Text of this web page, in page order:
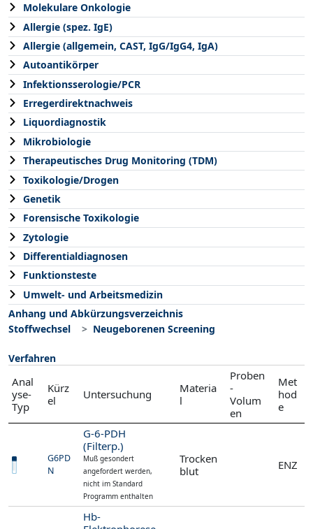
Molekulare Onkologie
Allergie (spez. IgE)
Allergie (allgemein, CAST, IgG/IgG4, IgA)
Autoantikörper
Infektionsserologie/PCR
Erregerdirektnachweis
Liquordiagnostik
Mikrobiologie
Therapeutisches Drug Monitoring (TDM)
Toxikologie/Drogen
Genetik
Forensische Toxikologie
Zytologie
Differentialdiagnosen
Funktionsteste
Umwelt- und Arbeitsmedizin
Anhang und Abkürzungsverzeichnis
Stoffwechsel
Neugeborenen Screening
Verfahren
Anal
yse-
Typ
Kürz
el
Untersuchung
Materia
l
Proben
-
Volum
en
Met
hod
e
G6PD
N
G-6-PDH
(Filterp.)
Muß gesondert
angefordert werden,
nicht im Standard
Programm enthalten
Trocken
blut
ENZ
Hb-